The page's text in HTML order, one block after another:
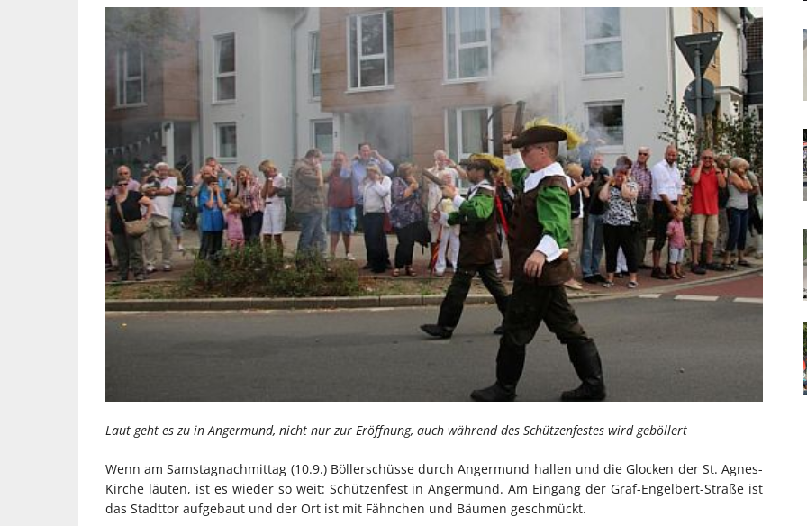
Laut geht es zu in Angermund, nicht nur zur Eröffnung, auch während des Schützenfestes wird geböllert
Wenn am Samstagnachmittag (10.9.) Böllerschüsse durch Angermund hallen und die Glocken der St. Agnes-
Kirche läuten, ist es wieder so weit: Schützenfest in Angermund. Am Eingang der Graf-Engelbert-Straße ist
das Stadttor aufgebaut und der Ort ist mit Fähnchen und Bäumen geschmückt.